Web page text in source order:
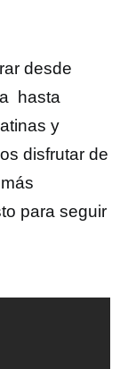
desde
hasta
y
disfrutar de
para seguir